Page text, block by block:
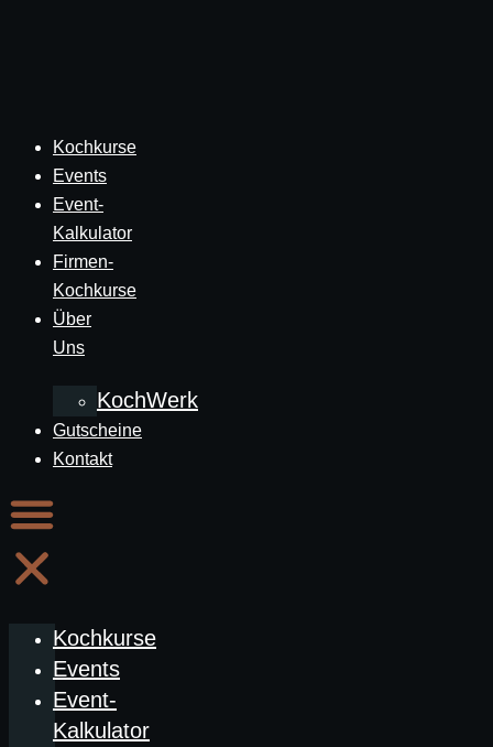
Kochkurse
Events
Event-
Kalkulator
Firmen-
Kochkurse
Über
Uns
KochWerk
Gutscheine
Kontakt
Kochkurse
Events
Event-
Kalkulator